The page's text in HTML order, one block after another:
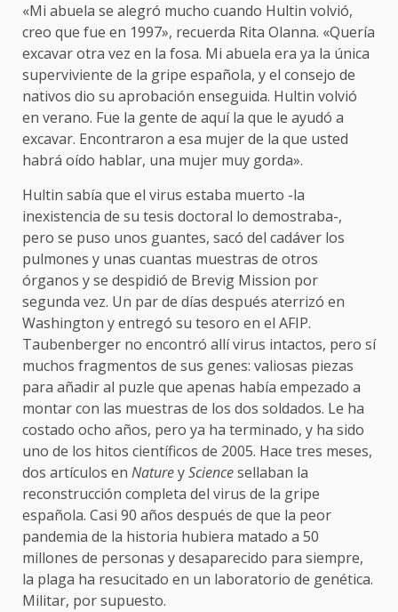
«Mi abuela se alegró mucho cuando Hultin volvió,
creo que fue en 1997», recuerda Rita Olanna. «Quería
excavar otra vez en la fosa. Mi abuela era ya la única
superviviente de la gripe española, y el consejo de
nativos dio su aprobación enseguida. Hultin volvió
en verano. Fue la gente de aquí la que le ayudó a
excavar. Encontraron a esa mujer de la que usted
habrá oído hablar, una mujer muy gorda».
Hultin sabía que el virus estaba muerto -la
inexistencia de su tesis doctoral lo demostraba-,
pero se puso unos guantes, sacó del cadáver los
pulmones y unas cuantas muestras de otros
órganos y se despidió de Brevig Mission por
segunda vez. Un par de días después aterrizó en
Washington y entregó su tesoro en el AFIP.
Taubenberger no encontró allí virus intactos, pero sí
muchos fragmentos de sus genes: valiosas piezas
para añadir al puzle que apenas había empezado a
montar con las muestras de los dos soldados. Le ha
costado ocho años, pero ya ha terminado, y ha sido
uno de los hitos científicos de 2005. Hace tres meses,
dos artículos en NatureySciencesellaban la
reconstrucción completa del virus de la gripe
española. Casi 90 años después de que la peor
pandemia de la historia hubiera matado a 50
millones de personas y desaparecido para siempre,
la plaga ha resucitado en un laboratorio de genética.
Militar, por supuesto.